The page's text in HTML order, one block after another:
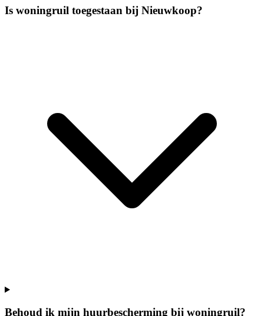
Is woningruil toegestaan bij Nieuwkoop?
Behoud ik mijn huurbescherming bij woningruil?